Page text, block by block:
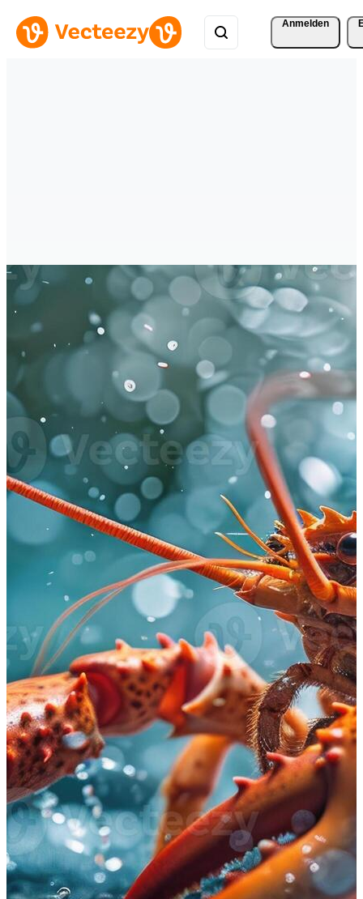
Anmelden